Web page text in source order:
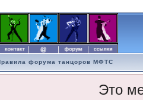
форума танцоров МФТС
Это